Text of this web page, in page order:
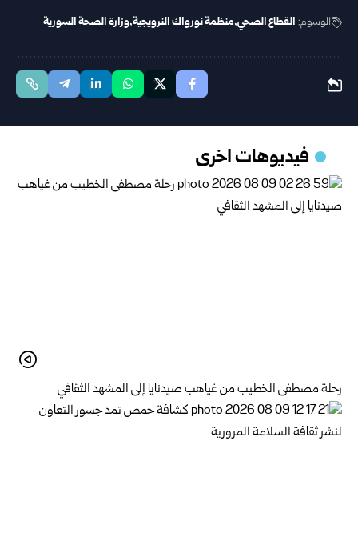
الوسوم: القطاع الصحي منظمة نورواك النرويجية وزارة الصحة السورية
فيديوهات اخرى
رحلة مصطفى الخطيب من غياهب صيدنايا إلى المشهد الثقافي